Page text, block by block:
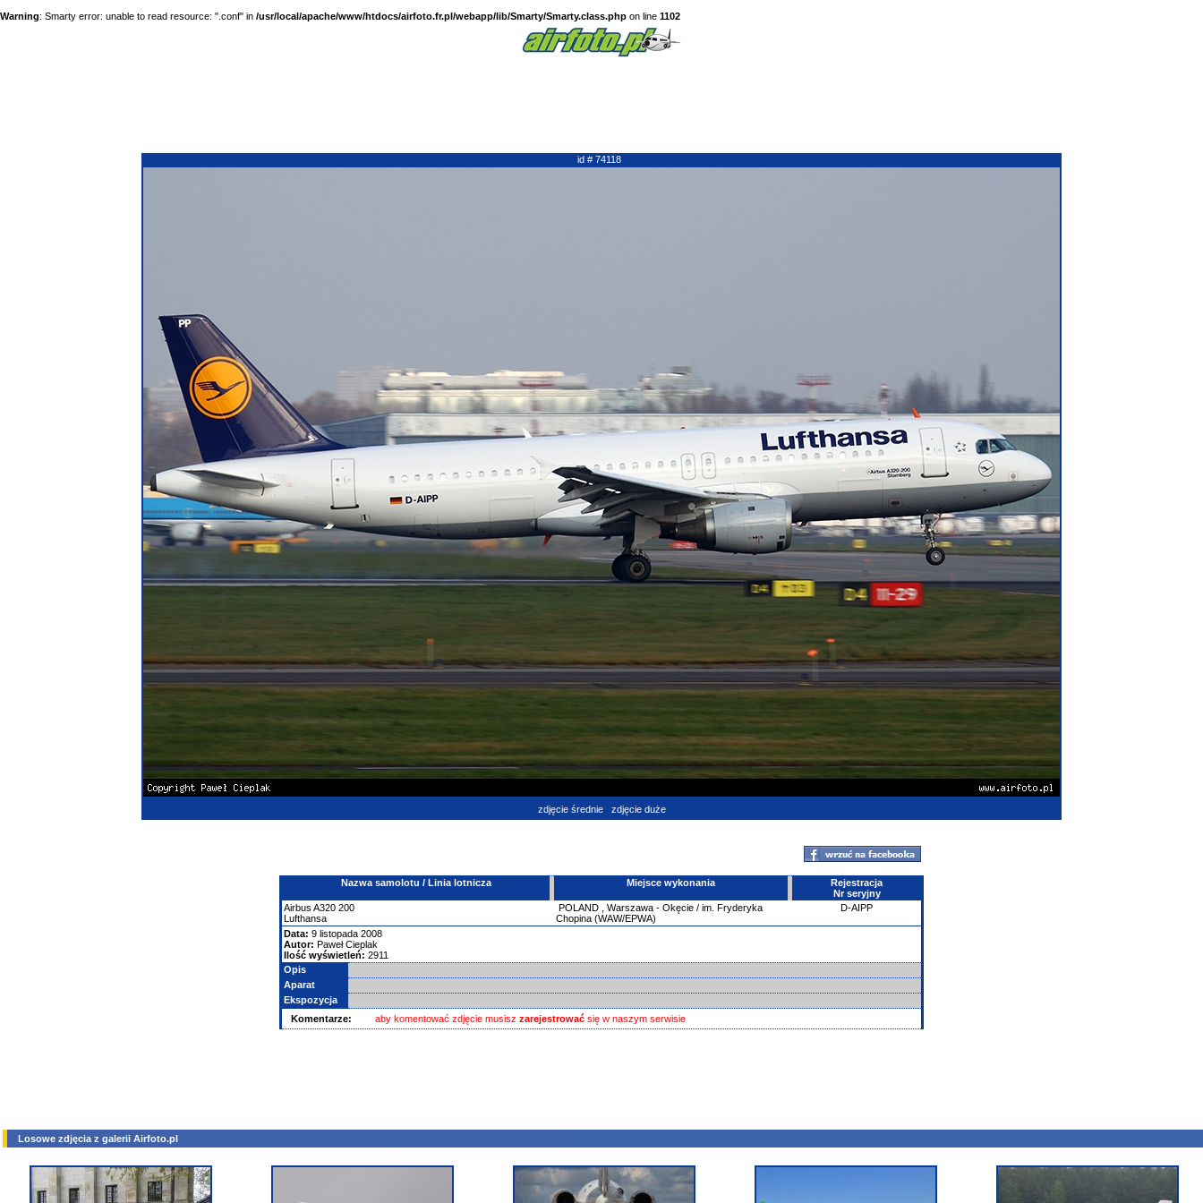
Warning: Smarty error: unable to read resource: ".conf" in /usr/local/apache/www/htdocs/airfoto.fr.pl/webapp/lib/Smarty/Smarty.class.php on line 1102
id # 74118
zdjęcie średnie zdjęcie duże
Nazwa samolotu / Linia lotnicza Miejsce wykonania
Rejestracja
Nr seryjny
Airbus A320 200
Lufthansa
POLAND
Warszawa - Okęcie / im. Fryderyka
Chopina (WAW/EPWA)
D-AIPP
Data: 9 listopada 2008
Autor: Paweł Cieplak
Ilość wyświetleń: 2911
Opis
Aparat
Ekspozycja
Komentarze:
aby komentować zdjęcie musisz zarejestrować się w naszym serwisie
Losowe zdjęcia z galerii Airfoto.pl